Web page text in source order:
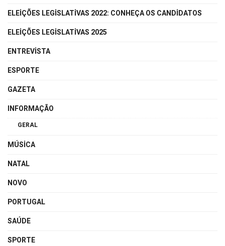
ELEIÇÕES LEGISLATIVAS 2022: CONHEÇA OS CANDIDATOS
ELEIÇÕES LEGISLATIVAS 2025
ENTREVISTA
ESPORTE
GAZETA
INFORMAÇÃO
GERAL
MÚSICA
NATAL
NOVO
PORTUGAL
SAÚDE
SPORTE